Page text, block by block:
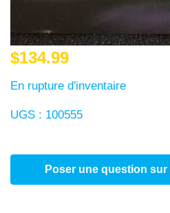
$134.99
En rupture d'inventaire
UGS : 100555
Poser une question